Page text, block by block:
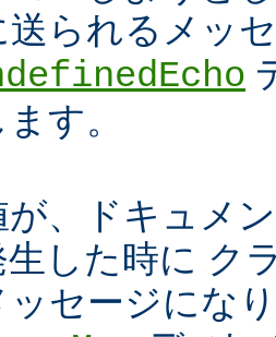
送られるメッ
す。
が、ドキュメ
生した時に ク
ッセージにな